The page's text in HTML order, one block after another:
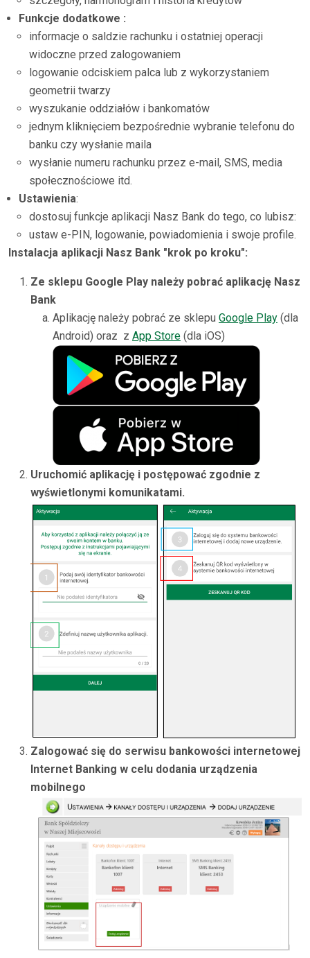
Funkcje dodatkowe :
informacje o saldzie rachunku i ostatniej operacji
widoczne przed zalogowaniem
logowanie odciskiem palca lub z wykorzystaniem
geometrii twarzy
wyszukanie oddziałów i bankomatów
jednym kliknięciem bezpośrednie wybranie telefonu do
banku czy wysłanie maila
wysłanie numeru rachunku przez e-mail, SMS, media
społecznościowe itd.
Ustawienia:
dostosuj funkcje aplikacji Nasz Bank do tego, co lubisz:
ustaw e-PIN, logowanie, powiadomienia i swoje profile.
Instalacja aplikacji Nasz Bank "krok po kroku":
Ze sklepu Google Play należy pobrać aplikację Nasz
Bank
Aplikację należy pobrać ze sklepu Google Play (dla
Android) oraz z App Store (dla iOS)
Uruchomić aplikację i postępować zgodnie z
wyświetlonymi komunikatami.
Zalogować się do serwisu bankowości internetowej
Internet Banking w celu dodania urządzenia
mobilnego